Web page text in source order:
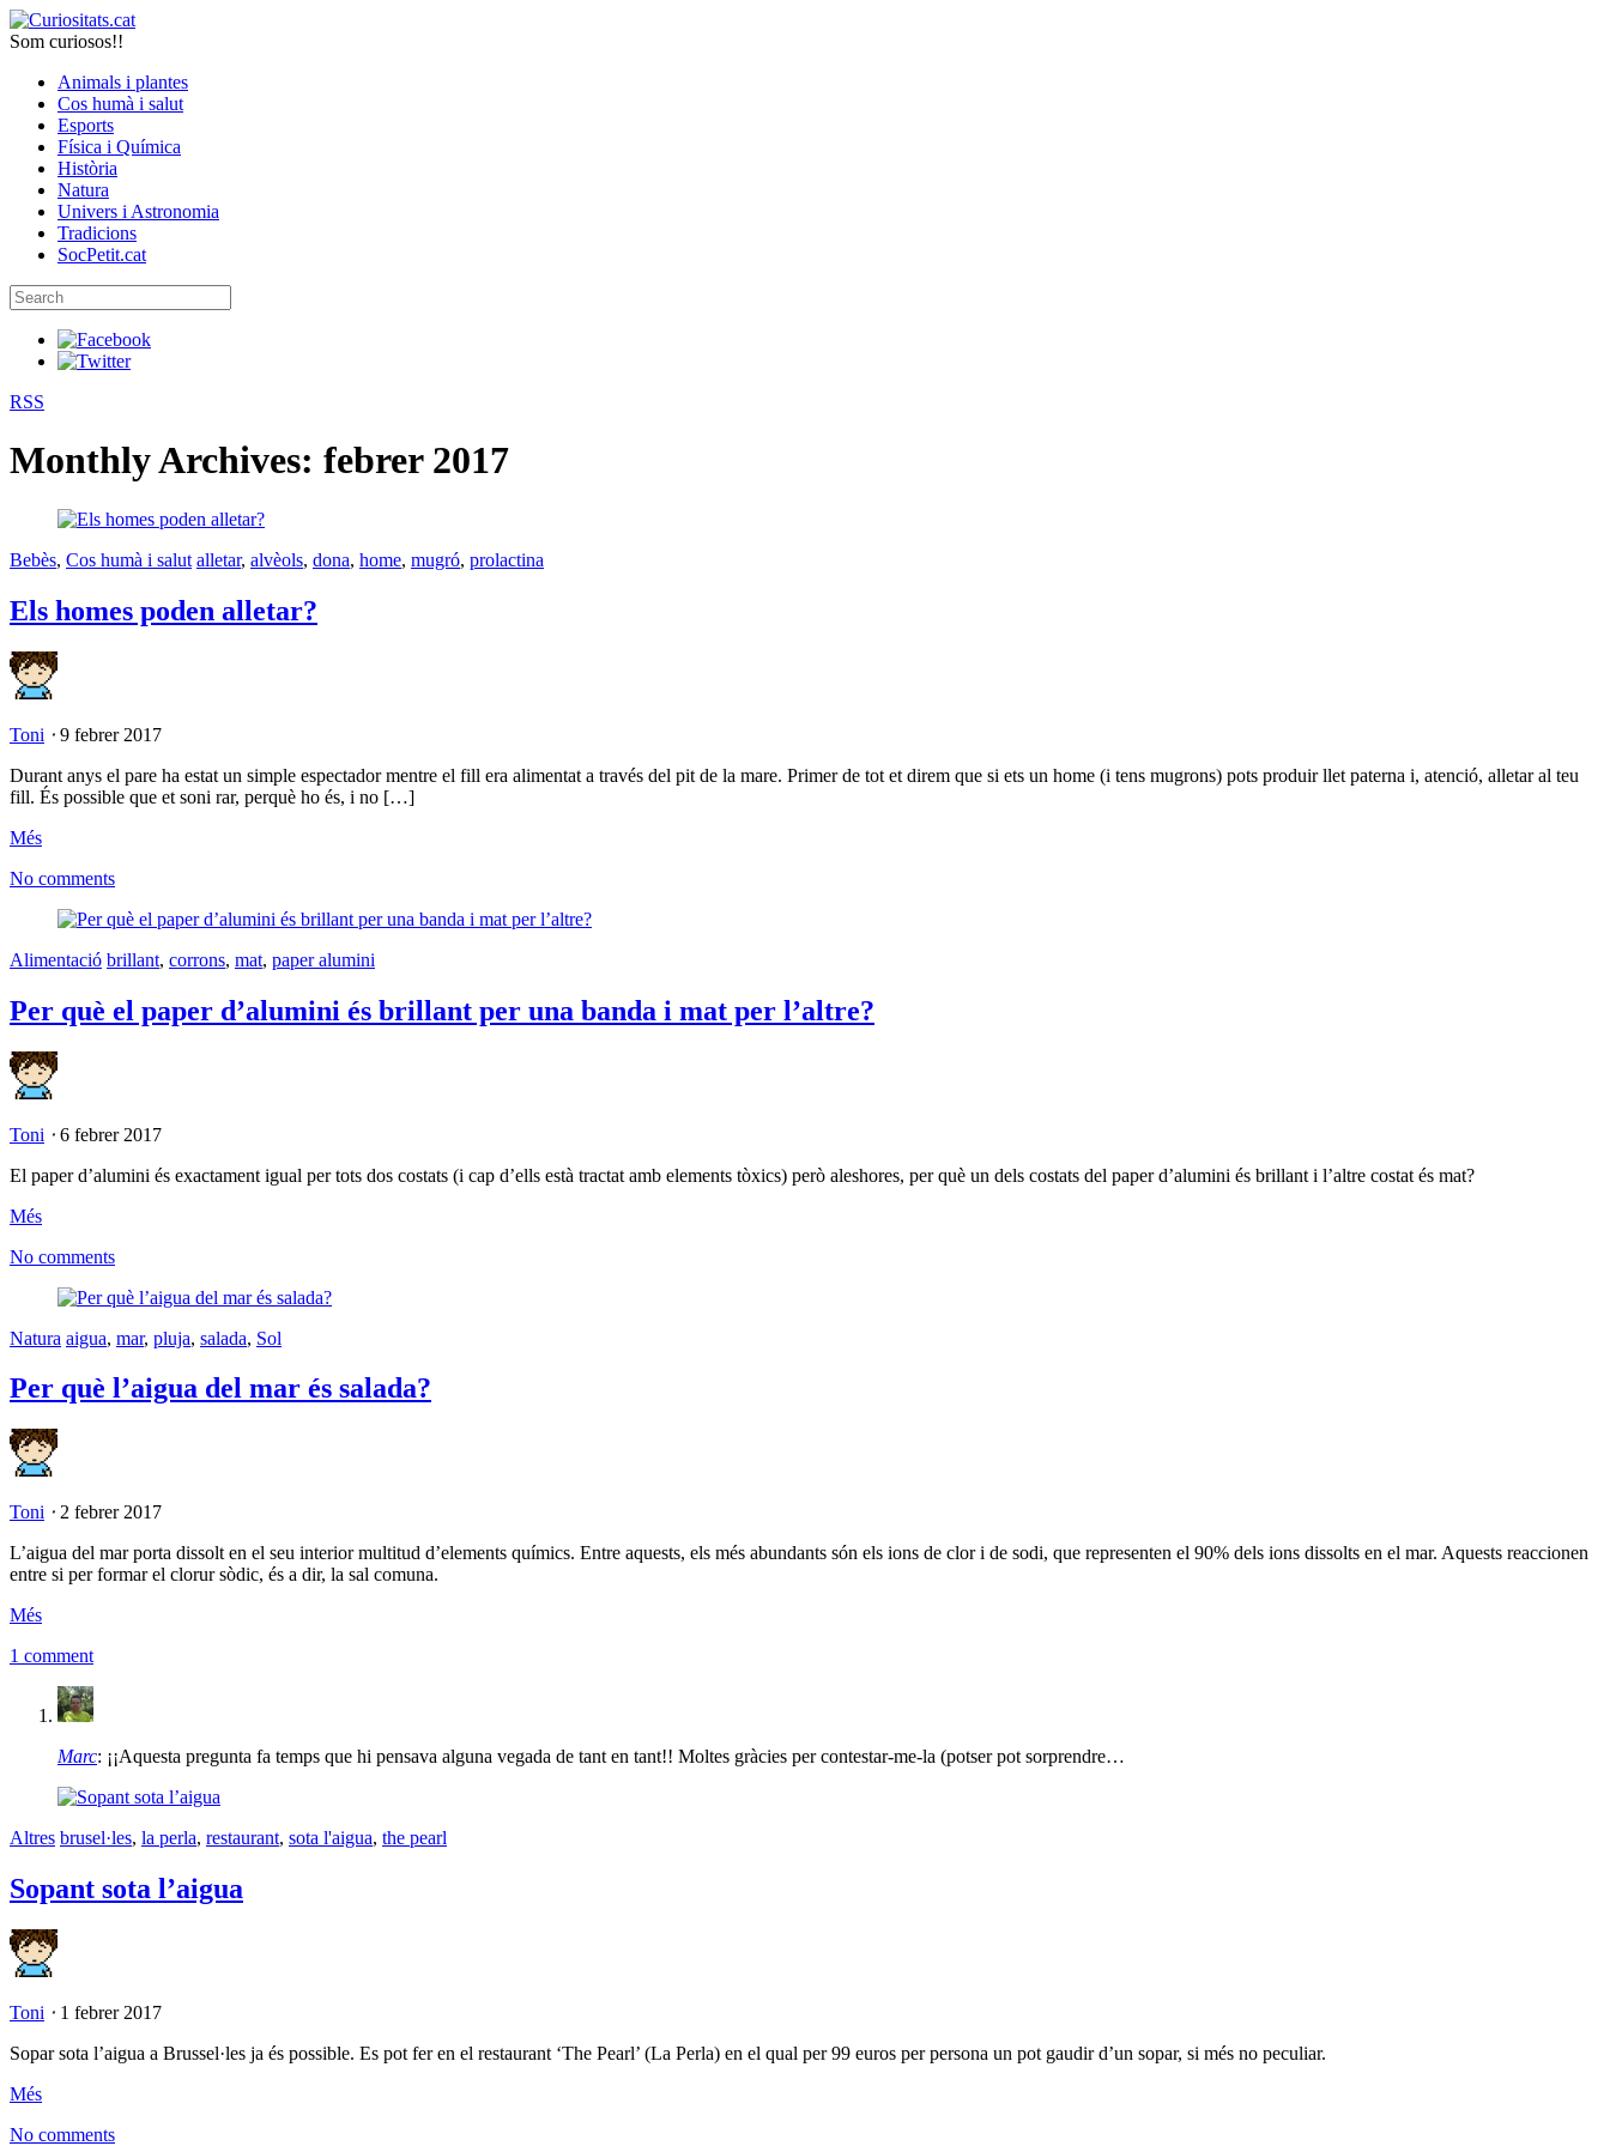
Som curiosos!!
Animals i plantes
Cos humà i salut
Esports
Física i Química
Història
Natura
Univers i Astronomia
Tradicions
SocPetit.cat
RSS
Monthly Archives: febrer 2017
Bebès, Cos humà i salut alletar, alvèols, dona, home, mugró, prolactina
Els homes poden alletar?
Toni ⋅ 9 febrer 2017
Durant anys el pare ha estat un simple espectador mentre el fill era alimentat a través del pit de la mare. Primer de tot et direm que si ets un home (i tens mugrons) pots produir llet paterna i, atenció, alletar al teu
fill. És possible que et soni rar, perquè ho és, i no […]
Més
No comments
Alimentació brillant, corrons, mat, paper alumini
Per què el paper d’alumini és brillant per una banda i mat per l’altre?
Toni ⋅ 6 febrer 2017
El paper d’alumini és exactament igual per tots dos costats (i cap d’ells està tractat amb elements tòxics) però aleshores, per què un dels costats del paper d’alumini és brillant i l’altre costat és mat?
Més
No comments
Natura aigua, mar, pluja, salada, Sol
Per què l’aigua del mar és salada?
Toni ⋅ 2 febrer 2017
L’aigua del mar porta dissolt en el seu interior multitud d’elements químics. Entre aquests, els més abundants són els ions de clor i de sodi, que representen el 90% dels ions dissolts en el mar. Aquests reaccionen
entre si per formar el clorur sòdic, és a dir, la sal comuna.
Més
1 comment
Marc: ¡¡Aquesta pregunta fa temps que hi pensava alguna vegada de tant en tant!! Moltes gràcies per contestar-me-la (potser pot sorprendre…
Altres brusel·les, la perla, restaurant, sota l'aigua, the pearl
Sopant sota l’aigua
Toni ⋅ 1 febrer 2017
Sopar sota l’aigua a Brussel·les ja és possible. Es pot fer en el restaurant ‘The Pearl’ (La Perla) en el qual per 99 euros per persona un pot gaudir d’un sopar, si més no peculiar.
Més
No comments